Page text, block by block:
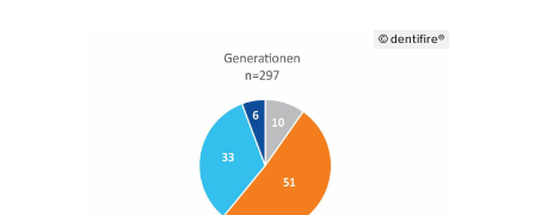
© dentifire®